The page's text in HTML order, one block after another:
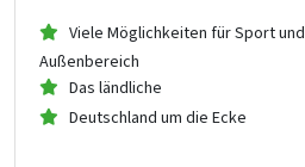
Viele Möglichkeiten für Sport
Außenbereich
Das ländliche
Deutschland um die Ecke